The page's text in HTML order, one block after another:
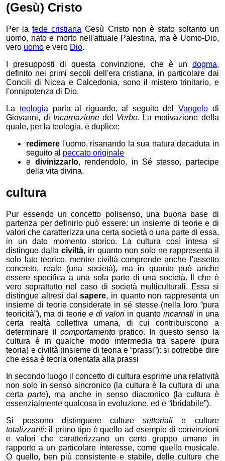
(Gesù) Cristo
Per lafede cristiana Gesù Cristo non è stato soltanto un
uomo, nato e morto nell'attuale Palestina, ma è Uomo-Dio,
vero uomo e vero Dio.
I presupposti di questa convinzione, che è un dogma,
definito nei primi secoli dell'era cristiana, in particolare dai
Concili di Nicea e Calcedonia, sono il mistero trinitario, e
l'onnipotenza di Dio.
La teologia parla al riguardo, al seguito delVangelo di
Giovanni, di Incarnazionedel Verbo. La motivazione della
quale, per la teologia, è duplice:
redimere l'uomo, risanando la sua natura decaduta in
seguito al peccato originale
e divinizzarlo, rendendolo, in Sé stesso, partecipe
della vita divina.
cultura
Pur essendo un concetto polisenso, una buona base di
partenza per definirlo può essere: un insieme di teorie e di
valori che caratterizza una certa società o una parte di essa,
in un dato momento storico. La cultura così intesa si
distingue dallaciviltà, in quanto non solo ne rappresenta il
solo lato teorico, mentre civiltà comprende anche l'assetto
concreto, reale (una società), ma in quanto può anche
essere specifica a una sola parte di una società. Il che è
vero soprattutto nel caso di società multiculturali. Essa si
distingue altresì dalsapere, in quanto non rappresenta un
insieme di teorie considerate in sé stesse (nella loro “pura
teoricità”), ma di teoriee di valoriin quanto incarnatiin una
certa realtà collettiva umana, di cui contribuiscono a
determinare ilcomportamento pratico. In questo senso la
cultura è in qualche modo intermedia tra sapere (pura
teoria) e civiltà (insieme di teoria e “prassi”): si potrebbe dire
che essa è teoria orientata alla prassi
In secondo luogo il concetto di cultura esprime una relatività
non solo in senso sincronico (la cultura è la cultura di una
certaparte), ma anche in senso diacronico (la cultura è
essenzialmente qualcosa in evoluzione, ed è “ibridabile”).
Si possono distinguere culturesettoriali e culture
totalizzanti: il primo tipo è quello ad esempio di convinzioni
e valori che caratterizzano un certo gruppo umano in
rapporto a un particolare interesse, come quello musicale.
O quello, ben più consistente e stabile, delle culture che